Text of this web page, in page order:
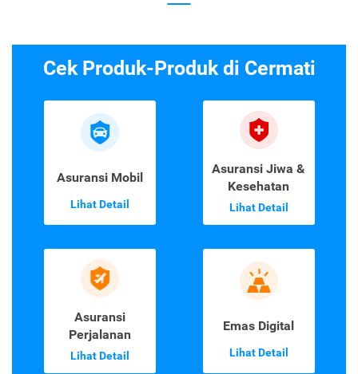
Cek Produk-Produk di Cermati
Asuransi Mobil
Lihat Detail
Asuransi Jiwa &
Kesehatan
Lihat Detail
Asuransi
Perjalanan
Lihat Detail
Emas Digital
Lihat Detail